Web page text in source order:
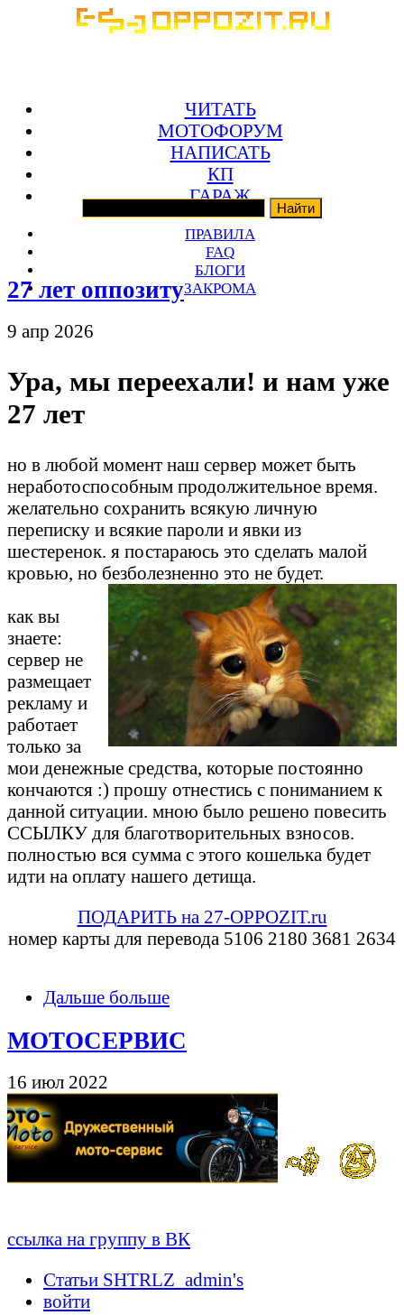
ЧИТАТЬ
МОТОФОРУМ
НАПИСАТЬ
КП
ГАРАЖ
ПРАВИЛА
FAQ
БЛОГИ
ЗАКРОМА
27 лет оппозиту
9 апр 2026
Ура, мы переехали! и нам уже
27 лет
но в любой момент наш сервер может быть
неработоспособным продолжительное время.
желательно сохранить всякую личную
переписку и всякие пароли и явки из
шестеренок. я постараюсь это сделать малой
кровью, но безболезненно это не будет.
как вы
знаете:
сервер не
размещает
рекламу и
работает
только за
мои денежные средства, которые постоянно
кончаются :) прошу отнестись с пониманием к
данной ситуации. мною было решено повесить
ССЫЛКУ для благотворительных взносов.
полностью вся сумма с этого кошелька будет
идти на оплату нашего детища.
ПОДАРИТЬ на 27-OPPOZIT.ru
номер карты для перевода 5106 2180 3681 2634
Дальше больше
МОТОСЕРВИС
16 июл 2022
ссылка на группу в ВК
Статьи SHTRLZ_admin's
войти